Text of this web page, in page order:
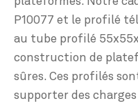
P10077 et le profilé
au tube profilé
construction de
sûres. Ces profilés
supporter des